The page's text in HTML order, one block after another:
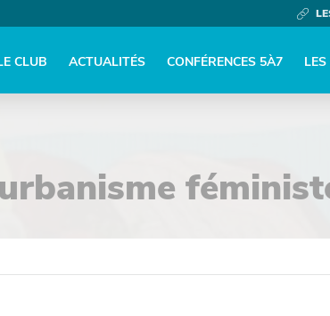
CLUB ACTUALITÉS CONFÉRENCES 5À7